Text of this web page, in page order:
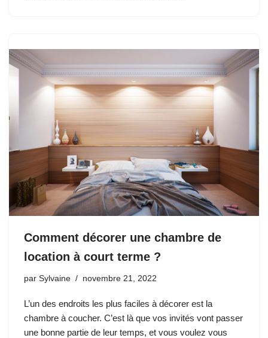
Comment décorer une chambre de
location à court terme ?
par Sylvaine novembre 21, 2022
L’un des endroits les plus faciles à décorer est la
chambre à coucher. C’est là que vos invités vont passer
une bonne partie de leur temps, et vous voulez vous